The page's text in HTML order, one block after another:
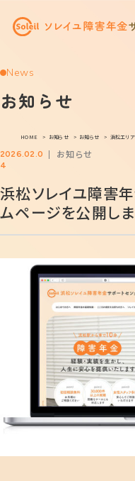
News
お知らせ
HOME お知らせ お知らせ 浜松エリア
2026.02.0
4
お知らせ
浜松ソレイユ障害
ムページを公開し